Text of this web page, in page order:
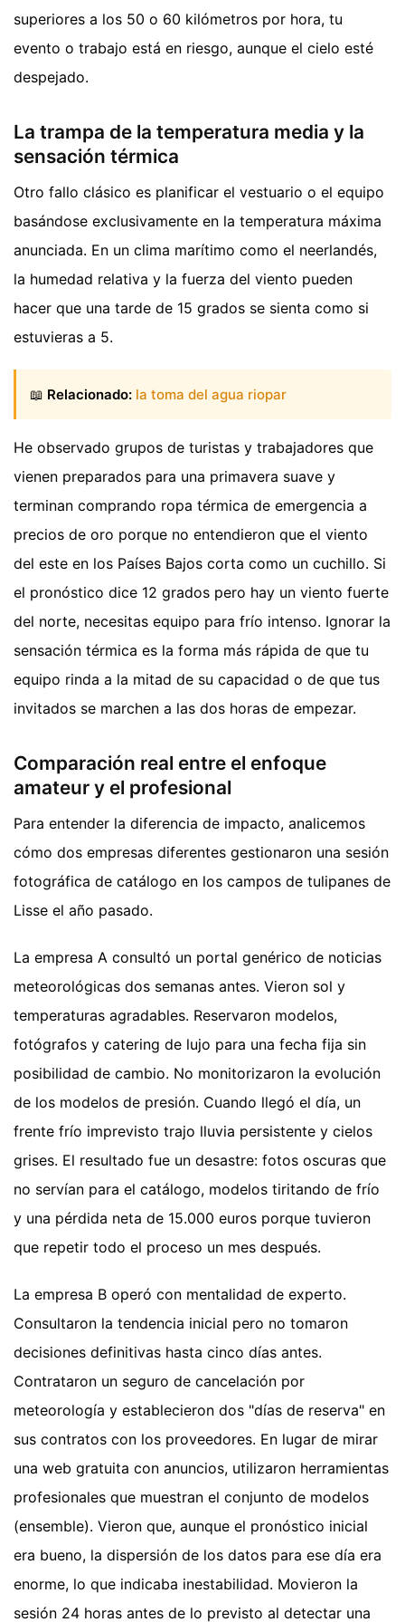
superiores a los 50 o 60 kilómetros por hora, tu
evento o trabajo está en riesgo, aunque el cielo esté
despejado.
La trampa de la temperatura media y la
sensación térmica
Otro fallo clásico es planificar el vestuario o el equipo
basándose exclusivamente en la temperatura máxima
anunciada. En un clima marítimo como el neerlandés,
la humedad relativa y la fuerza del viento pueden
hacer que una tarde de 15 grados se sienta como si
estuvieras a 5.
📖 Relacionado: la toma del agua riopar
He observado grupos de turistas y trabajadores que
vienen preparados para una primavera suave y
terminan comprando ropa térmica de emergencia a
precios de oro porque no entendieron que el viento
del este en los Países Bajos corta como un cuchillo. Si
el pronóstico dice 12 grados pero hay un viento fuerte
del norte, necesitas equipo para frío intenso. Ignorar la
sensación térmica es la forma más rápida de que tu
equipo rinda a la mitad de su capacidad o de que tus
invitados se marchen a las dos horas de empezar.
Comparación real entre el enfoque
amateur y el profesional
Para entender la diferencia de impacto, analicemos
cómo dos empresas diferentes gestionaron una sesión
fotográfica de catálogo en los campos de tulipanes de
Lisse el año pasado.
La empresa A consultó un portal genérico de noticias
meteorológicas dos semanas antes. Vieron sol y
temperaturas agradables. Reservaron modelos,
fotógrafos y catering de lujo para una fecha fija sin
posibilidad de cambio. No monitorizaron la evolución
de los modelos de presión. Cuando llegó el día, un
frente frío imprevisto trajo lluvia persistente y cielos
grises. El resultado fue un desastre: fotos oscuras que
no servían para el catálogo, modelos tiritando de frío
y una pérdida neta de 15.000 euros porque tuvieron
que repetir todo el proceso un mes después.
La empresa B operó con mentalidad de experto.
Consultaron la tendencia inicial pero no tomaron
decisiones definitivas hasta cinco días antes.
Contrataron un seguro de cancelación por
meteorología y establecieron dos "días de reserva" en
sus contratos con los proveedores. En lugar de mirar
una web gratuita con anuncios, utilizaron herramientas
profesionales que muestran el conjunto de modelos
(ensemble). Vieron que, aunque el pronóstico inicial
era bueno, la dispersión de los datos para ese día era
enorme, lo que indicaba inestabilidad. Movieron la
sesión 24 horas antes de lo previsto al detectar una